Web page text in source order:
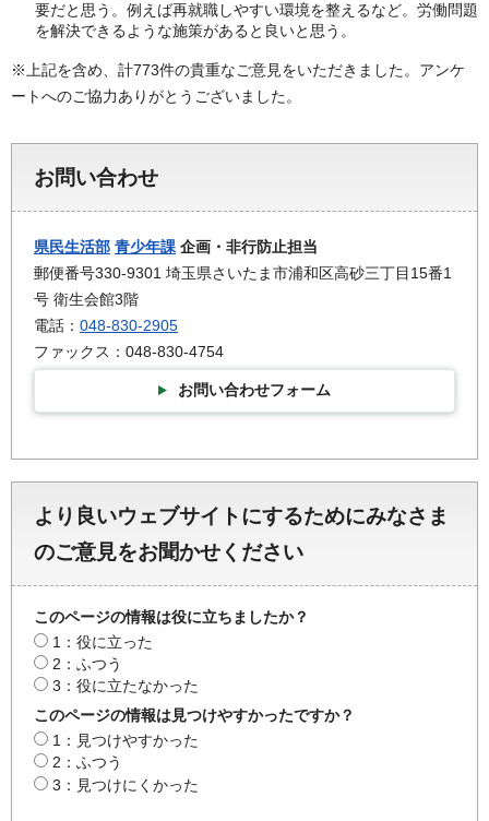
要だと思う。例えば再就職しやすい環境を整えるなど。労働問題
を解決できるような施策があると良いと思う。
※上記を含め、計773件の貴重なご意見をいただきました。アンケ
ートへのご協力ありがとうございました。
お問い合わせ
県民生活部 青少年課 企画・非行防止担当
郵便番号330-9301 埼玉県さいたま市浦和区高砂三丁目15番1
号 衛生会館3階
電話： 048-830-2905
ファックス：048-830-4754
お問い合わせフォーム
より良いウェブサイトにするためにみなさま
のご意見をお聞かせください
このページの情報は役に立ちましたか？
1：役に立った
2：ふつう
3：役に立たなかった
このページの情報は見つけやすかったですか？
1：見つけやすかった
2：ふつう
3：見つけにくかった